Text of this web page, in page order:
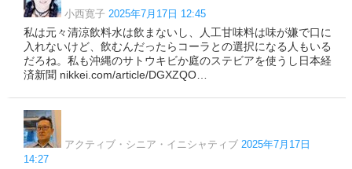
小西寛子 2025年7月17日 12:45
私は元々清涼飲料水は飲まないし、人工甘味料は味が嫌で口に
入れないけど、飲むんだったらコーラとの選択になる人もいる
だろね。私も沖縄のサトウキビか庭のステビアを使うし日本経
済新聞 nikkei.com/article/DGXZQO…
アクティブ・シニア・イニシャティブ 2025年7月17日
14:27